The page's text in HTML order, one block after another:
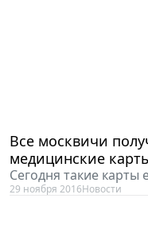
Все москвичи
медицинские
Сегодня такие карты
29 ноября 2016Новости